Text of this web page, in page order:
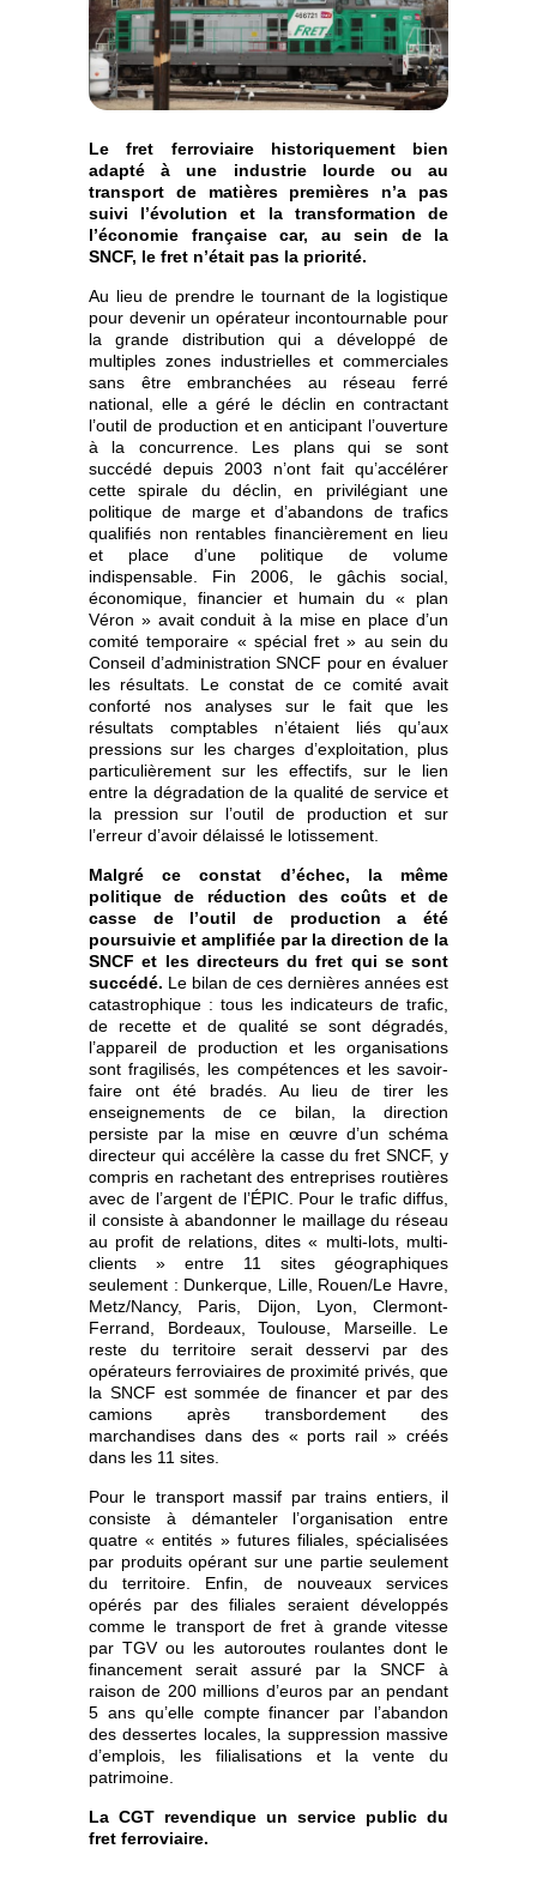
Le fret ferroviaire historiquement bien
adapté à une industrie lourde ou au
transport de matières premières n’a pas
suivi l’évolution et la transformation de
l’économie française car, au sein de la
SNCF, le fret n’était pas la priorité.
Au lieu de prendre le tournant de la logistique
pour devenir un opérateur incontournable pour
la grande distribution qui a développé de
multiples zones industrielles et commerciales
sans être embranchées au réseau ferré
national, elle a géré le déclin en contractant
l’outil de production et en anticipant l’ouverture
à la concurrence. Les plans qui se sont
succédé depuis 2003 n’ont fait qu’accélérer
cette spirale du déclin, en privilégiant une
politique de marge et d’abandons de trafics
qualifiés non rentables financièrement en lieu
et place d’une politique de volume
indispensable. Fin 2006, le gâchis social,
économique, financier et humain du « plan
Véron » avait conduit à la mise en place d’un
comité temporaire « spécial fret » au sein du
Conseil d’administration SNCF pour en évaluer
les résultats. Le constat de ce comité avait
conforté nos analyses sur le fait que les
résultats comptables n’étaient liés qu’aux
pressions sur les charges d’exploitation, plus
particulièrement sur les effectifs, sur le lien
entre la dégradation de la qualité de service et
la pression sur l’outil de production et sur
l’erreur d’avoir délaissé le lotissement.
Malgré ce constat d’échec, la même
politique de réduction des coûts et de
casse de l’outil de production a été
poursuivie et amplifiée par la direction de la
SNCF et les directeurs du fret qui se sont
succédé. Le bilan de ces dernières années est
catastrophique : tous les indicateurs de trafic,
de recette et de qualité se sont dégradés,
l’appareil de production et les organisations
sont fragilisés, les compétences et les savoir-
faire ont été bradés. Au lieu de tirer les
enseignements de ce bilan, la direction
persiste par la mise en œuvre d’un schéma
directeur qui accélère la casse du fret SNCF, y
compris en rachetant des entreprises routières
avec de l’argent de l’ÉPIC. Pour le trafic diffus,
il consiste à abandonner le maillage du réseau
au profit de relations, dites « multi-lots, multi-
clients » entre 11 sites géographiques
seulement : Dunkerque, Lille, Rouen/Le Havre,
Metz/Nancy, Paris, Dijon, Lyon, Clermont-
Ferrand, Bordeaux, Toulouse, Marseille. Le
reste du territoire serait desservi par des
opérateurs ferroviaires de proximité privés, que
la SNCF est sommée de financer et par des
camions après transbordement des
marchandises dans des « ports rail » créés
dans les 11 sites.
Pour le transport massif par trains entiers, il
consiste à démanteler l’organisation entre
quatre « entités » futures filiales, spécialisées
par produits opérant sur une partie seulement
du territoire. Enfin, de nouveaux services
opérés par des filiales seraient développés
comme le transport de fret à grande vitesse
par TGV ou les autoroutes roulantes dont le
financement serait assuré par la SNCF à
raison de 200 millions d’euros par an pendant
5 ans qu’elle compte financer par l’abandon
des dessertes locales, la suppression massive
d’emplois, les filialisations et la vente du
patrimoine.
La CGT revendique un service public du
fret ferroviaire.